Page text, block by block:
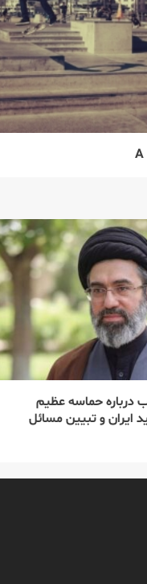
A
درباره حماسه عظیم
ایران و تبیین مسائل